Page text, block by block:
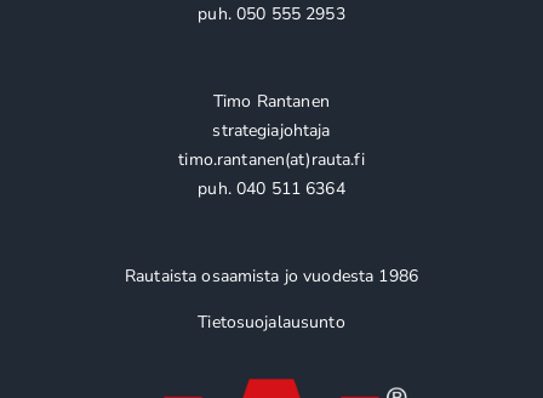
puh. 050 555 2953
Timo Rantanen
strategiajohtaja
timo.rantanen(at)rauta.fi
puh. 040 511 6364
Rautaista osaamista jo vuodesta 1986
Tietosuojalausunto